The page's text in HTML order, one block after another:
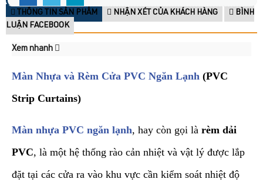
THÔNG TIN SẢN PHẨM NHẬN XÉT CỦA KHÁCH HÀNG
BÌNH
LUẬN FACEBOOK
Xem nhanh
Màn Nhựa và Rèm Cửa PVC Ngăn Lạnh (PVC
Strip Curtains)
​Màn nhựa PVC ngăn lạnh, hay còn gọi là rèm dải
PVC, là một hệ thống rào cản nhiệt và vật lý được lắp
đặt tại các cửa ra vào khu vực cần kiểm soát nhiệt độ